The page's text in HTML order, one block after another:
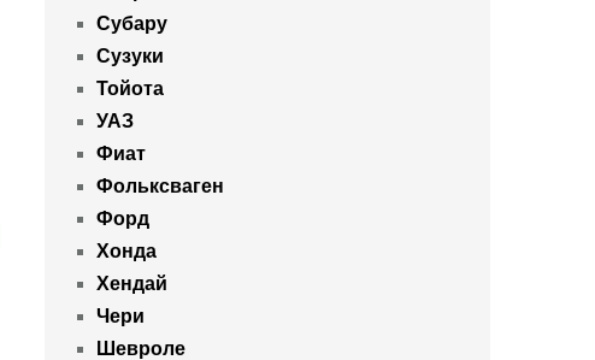
Субару
Сузуки
Тойота
УАЗ
Фиат
Фольксваген
Форд
Хонда
Хендай
Чери
Шевроле